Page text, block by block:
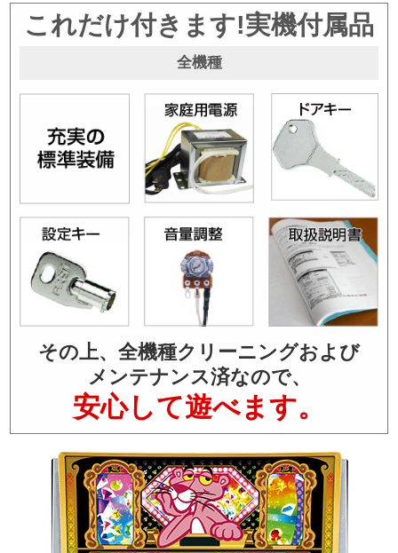
これだけ付きます!実機付属品
全機種
その上、全機種クリーニングおよび
メンテナンス済なので、
安心して遊べます。